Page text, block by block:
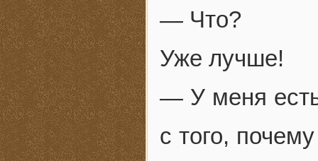
— Что?
Уже лучше!
— У меня
с того,